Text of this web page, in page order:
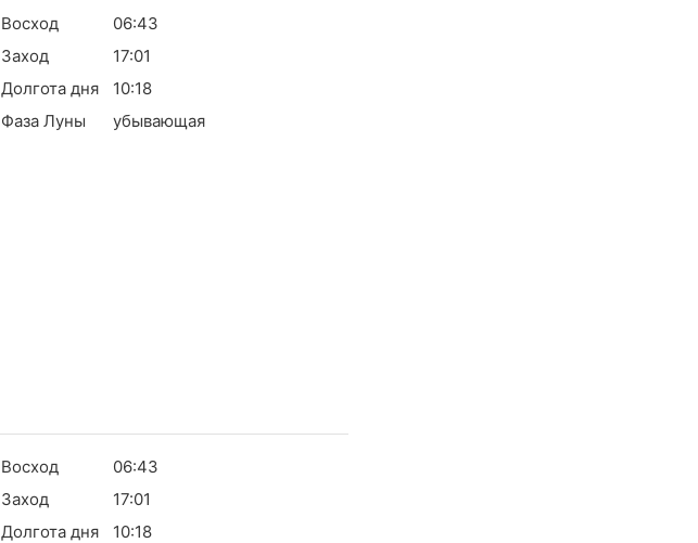
Восход
06:43
Заход
17:01
Долгота дня
10:18
Фаза Луны
убывающая
Восход
06:43
Заход
17:01
Долгота дня
10:18